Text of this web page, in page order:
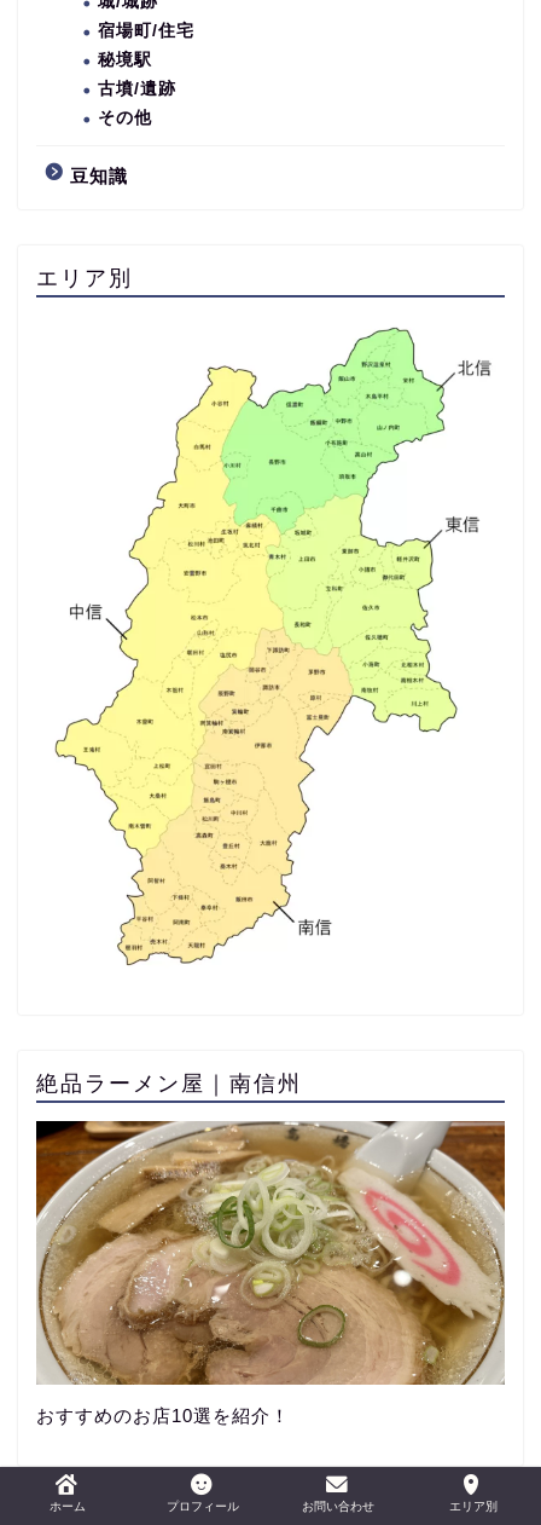
宿場町/住宅
秘境駅
古墳/遺跡
その他
豆知識
エリア別
絶品ラーメン屋｜南信州
おすすめのお店10選を紹介！
ホーム プロフィール お問い合わせ エリア別